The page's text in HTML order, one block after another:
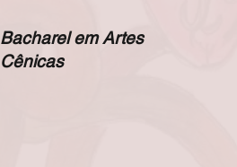
Bacharel em Artes
Cênicas